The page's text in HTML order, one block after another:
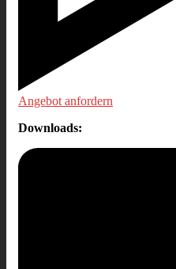
Angebot anfordern
Downloads: